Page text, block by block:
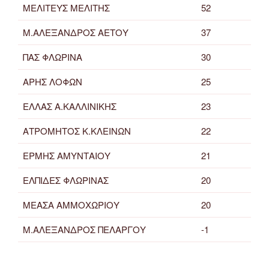
ΜΕΛΙΤΕΥΣ ΜΕΛΙΤΗΣ
52
Μ.ΑΛΕΞΑΝΔΡΟΣ ΑΕΤΟΥ
37
ΠΑΣ ΦΛΩΡΙΝΑ
30
ΑΡΗΣ ΛΟΦΩΝ
25
ΕΛΛΑΣ Α.ΚΑΛΛΙΝΙΚΗΣ
23
ΑΤΡΟΜΗΤΟΣ Κ.ΚΛΕΙΝΩΝ
22
ΕΡΜΗΣ ΑΜΥΝΤΑΙΟΥ
21
ΕΛΠΙΔΕΣ ΦΛΩΡΙΝΑΣ
20
ΜΕΑΣΑ ΑΜΜΟΧΩΡΙΟΥ
20
Μ.ΑΛΕΞΑΝΔΡΟΣ ΠΕΛΑΡΓΟΥ
-1